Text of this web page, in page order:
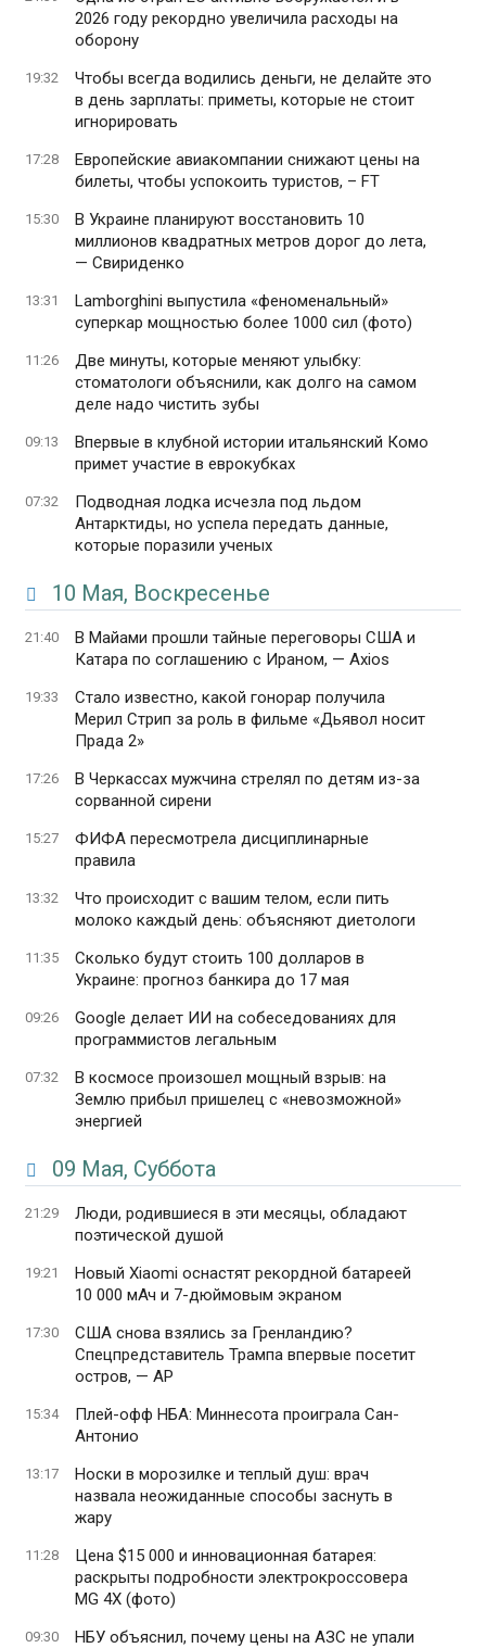
2026 году рекордно увеличила расходы на
оборону
19:32
Чтобы всегда водились деньги, не делайте это
в день зарплаты: приметы, которые не стоит
игнорировать
17:28
Европейские авиакомпании снижают цены на
билеты, чтобы успокоить туристов, – FT
15:30
В Украине планируют восстановить 10
миллионов квадратных метров дорог до лета,
— Свириденко
13:31
Lamborghini выпустила «феноменальный»
суперкар мощностью более 1000 сил (фото)
11:26
Две минуты, которые меняют улыбку:
стоматологи объяснили, как долго на самом
деле надо чистить зубы
09:13
Впервые в клубной истории итальянский Комо
примет участие в еврокубках
07:32
Подводная лодка исчезла под льдом
Антарктиды, но успела передать данные,
которые поразили ученых
10 Мая, Воскресенье
21:40
В Майами прошли тайные переговоры США и
Катара по соглашению с Ираном, — Axios
19:33
Стало известно, какой гонорар получила
Мерил Стрип за роль в фильме «Дьявол носит
Прада 2»
17:26
В Черкассах мужчина стрелял по детям из-за
сорванной сирени
15:27
ФИФА пересмотрела дисциплинарные
правила
13:32
Что происходит с вашим телом, если пить
молоко каждый день: объясняют диетологи
11:35
Сколько будут стоить 100 долларов в
Украине: прогноз банкира до 17 мая
09:26
Google делает ИИ на собеседованиях для
программистов легальным
07:32
В космосе произошел мощный взрыв: на
Землю прибыл пришелец с «невозможной»
энергией
09 Мая, Суббота
21:29
Люди, родившиеся в эти месяцы, обладают
поэтической душой
19:21
Новый Xiaomi оснастят рекордной батареей
10 000 мАч и 7-дюймовым экраном
17:30
США снова взялись за Гренландию?
Спецпредставитель Трампа впервые посетит
остров, — AP
15:34
Плей-офф НБА: Миннесота проиграла Сан-
Антонио
13:17
Носки в морозилке и теплый душ: врач
назвала неожиданные способы заснуть в
жару
11:28
Цена $15 000 и инновационная батарея:
раскрыты подробности электрокроссовера
MG 4X (фото)
09:30
НБУ объяснил, почему цены на АЗС не упали